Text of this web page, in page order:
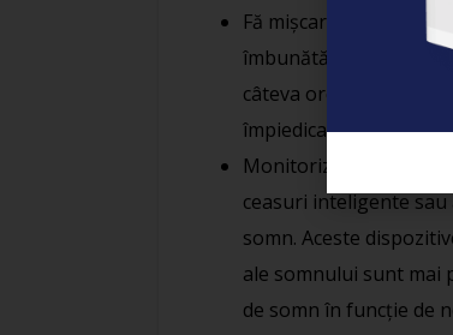
Fă mișcare regulat:
îmbunătățirea calității
câteva ore înainte de
împiedica relaxarea.
Monitorizează-ți
ceasuri inteligente
somn. Aceste
ale somnului sunt mai
de somn în funcție de